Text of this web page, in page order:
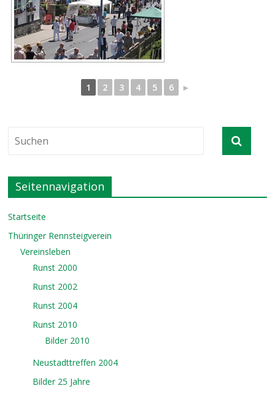
1 2 3 4 5 6 ►
Seitennavigation
Startseite
Thüringer Rennsteigverein
Vereinsleben
Runst 2000
Runst 2002
Runst 2004
Runst 2010
Bilder 2010
Neustadttreffen 2004
Bilder 25 Jahre